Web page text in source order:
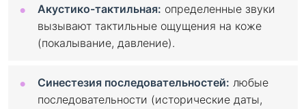
Акустико-тактильная: определенные звуки
вызывают тактильные ощущения на коже
(покалывание, давление).
Синестезия последовательностей: любые
последовательности (исторические даты,